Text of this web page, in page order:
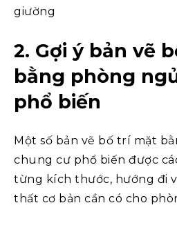
giường
2. Gợi ý bản vẽ
bằng phòng
phổ biến
Một số bản vẽ bố trí mặt
chung cư phổ biến được
từng kích thước, hướng đi
thất cơ bản cần có cho